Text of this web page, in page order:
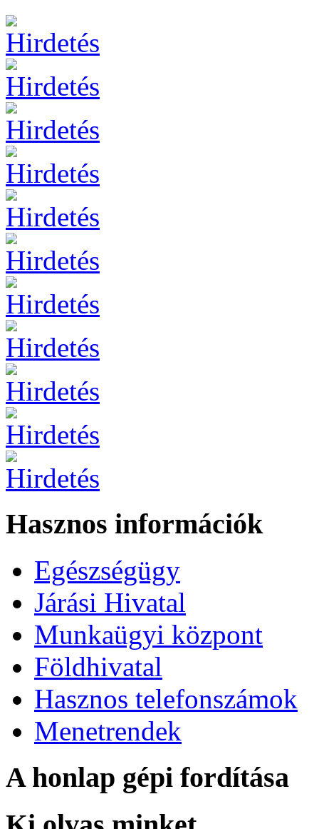
Hasznos információk
Egészségügy
Járási Hivatal
Munkaügyi központ
Földhivatal
Hasznos telefonszámok
Menetrendek
A honlap gépi fordítása